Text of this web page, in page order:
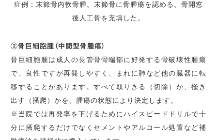
症例：末節骨内軟骨腫。末節骨に骨腫瘍を認める。骨開窓
後人工骨を充填した。
②骨巨細胞腫（中間型骨腫瘍）
骨巨細胞腫は成人の長管骨骨端部に好発する骨破壊性腫瘍
で、良性ですが再発しやすく、まれに肺など他の臓器に転
移することがあります。すべて取りきる（切除）か、掻き
出す（掻爬）かを、腫瘍の状態により決定します。
※当院では再発率を下げるためにハイスピードドリルで十
分に掻爬するだけでなくセメントやアルコール処置など補